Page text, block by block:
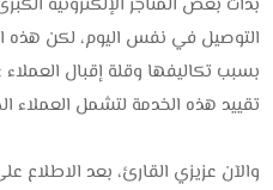
التوصيل في نفس اليوم، لكن هذه
بسبب تكاليفها وقلة إقبال العملاء
تقييد هذه الخدمة لتشمل العملاء
والآن عزيزي القارئ، بعد الاطلاع